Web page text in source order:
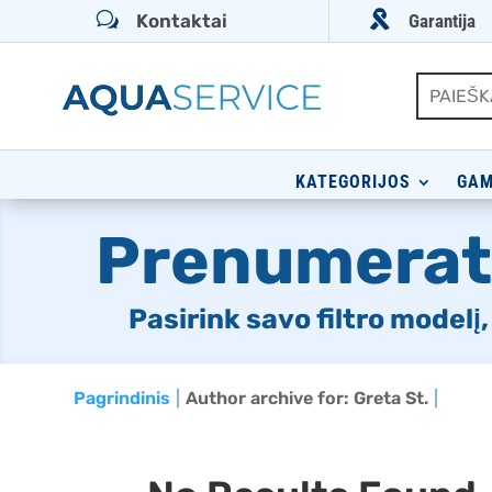
w Kontaktai  Garantija
KATEGORIJOS
Pasirink savo filtro
Pagrindinis Author archive for: Greta St.